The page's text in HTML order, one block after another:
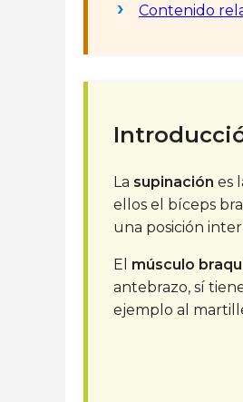
Contenido
La supinación es
ellos el bíceps
una posición
El músculo
antebrazo, sí
ejemplo al